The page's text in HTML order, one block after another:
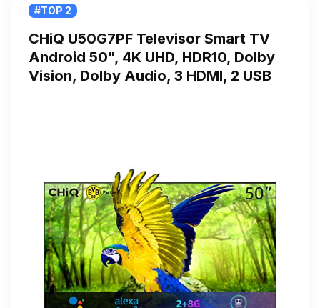
#TOP 2
CHiQ U50G7PF Televisor Smart TV
Android 50", 4K UHD, HDR10, Dolby
Vision, Dolby Audio, 3 HDMI, 2 USB